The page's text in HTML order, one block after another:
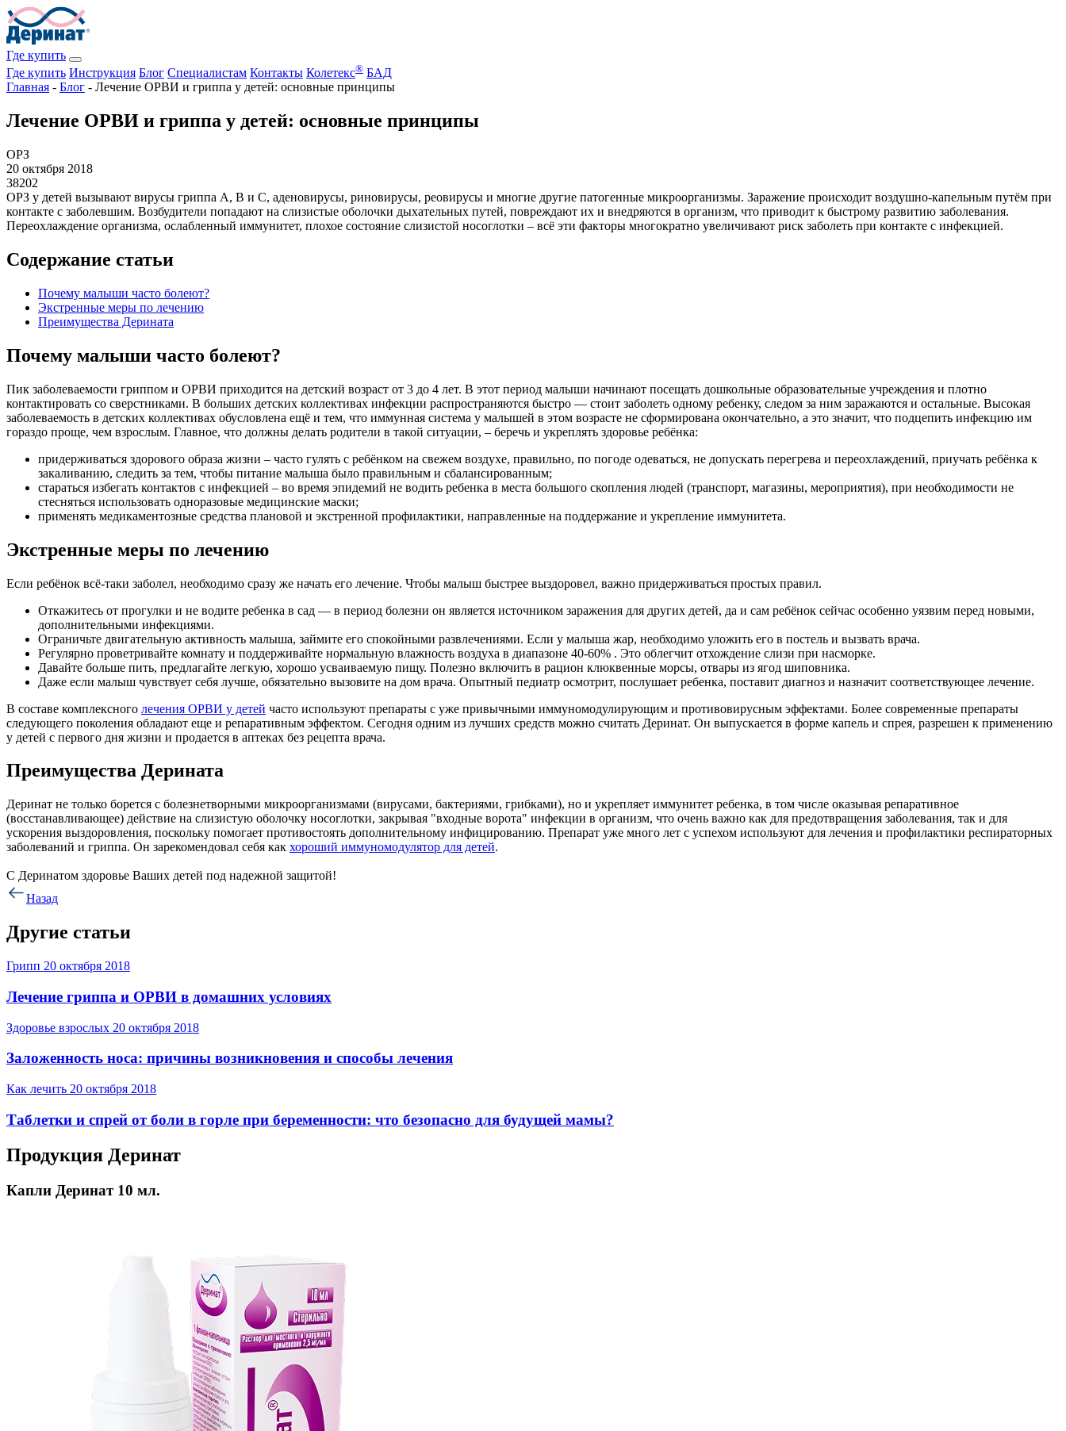
Где купить
Где купить Инструкция Блог Специалистам Контакты Колетекс® БАД
Главная - Блог - Лечение ОРВИ и гриппа у детей: основные принципы
Лечение ОРВИ и гриппа у детей: основные принципы
ОРЗ
20 октября 2018
38202
ОРЗ у детей вызывают вирусы гриппа А, В и С, аденовирусы, риновирусы, реовирусы и многие другие патогенные микроорганизмы. Заражение происходит воздушно-капельным путём при
контакте с заболевшим. Возбудители попадают на слизистые оболочки дыхательных путей, повреждают их и внедряются в организм, что приводит к быстрому развитию заболевания.
Переохлаждение организма, ослабленный иммунитет, плохое состояние слизистой носоглотки – всё эти факторы многократно увеличивают риск заболеть при контакте с инфекцией.
Содержание статьи
Почему малыши часто болеют?
Экстренные меры по лечению
Преимущества Дерината
Почему малыши часто болеют?
Пик заболеваемости гриппом и ОРВИ приходится на детский возраст от 3 до 4 лет. В этот период малыши начинают посещать дошкольные образовательные учреждения и плотно
контактировать со сверстниками. В больших детских коллективах инфекции распространяются быстро — стоит заболеть одному ребенку, следом за ним заражаются и остальные. Высокая
заболеваемость в детских коллективах обусловлена ещё и тем, что иммунная система у малышей в этом возрасте не сформирована окончательно, а это значит, что подцепить инфекцию им
гораздо проще, чем взрослым. Главное, что должны делать родители в такой ситуации, – беречь и укреплять здоровье ребёнка:
придерживаться здорового образа жизни – часто гулять с ребёнком на свежем воздухе, правильно, по погоде одеваться, не допускать перегрева и переохлаждений, приучать ребёнка к
закаливанию, следить за тем, чтобы питание малыша было правильным и сбалансированным;
стараться избегать контактов с инфекцией – во время эпидемий не водить ребенка в места большого скопления людей (транспорт, магазины, мероприятия), при необходимости не
стесняться использовать одноразовые медицинские маски;
применять медикаментозные средства плановой и экстренной профилактики, направленные на поддержание и укрепление иммунитета.
Экстренные меры по лечению
Если ребёнок всё-таки заболел, необходимо сразу же начать его лечение. Чтобы малыш быстрее выздоровел, важно придерживаться простых правил.
Откажитесь от прогулки и не водите ребенка в сад — в период болезни он является источником заражения для других детей, да и сам ребёнок сейчас особенно уязвим перед новыми,
дополнительными инфекциями.
Ограничьте двигательную активность малыша, займите его спокойными развлечениями. Если у малыша жар, необходимо уложить его в постель и вызвать врача.
Регулярно проветривайте комнату и поддерживайте нормальную влажность воздуха в диапазоне 40-60% . Это облегчит отхождение слизи при насморке.
Давайте больше пить, предлагайте легкую, хорошо усваиваемую пищу. Полезно включить в рацион клюквенные морсы, отвары из ягод шиповника.
Даже если малыш чувствует себя лучше, обязательно вызовите на дом врача. Опытный педиатр осмотрит, послушает ребенка, поставит диагноз и назначит соответствующее лечение.
В составе комплексного лечения ОРВИ у детей часто используют препараты с уже привычными иммуномодулирующим и противовирусным эффектами. Более современные препараты
следующего поколения обладают еще и репаративным эффектом. Сегодня одним из лучших средств можно считать Деринат. Он выпускается в форме капель и спрея, разрешен к применению
у детей с первого дня жизни и продается в аптеках без рецепта врача.
Преимущества Дерината
Деринат не только борется с болезнетворными микроорганизмами (вирусами, бактериями, грибками), но и укрепляет иммунитет ребенка, в том числе оказывая репаративное
(восстанавливающее) действие на слизистую оболочку носоглотки, закрывая "входные ворота" инфекции в организм, что очень важно как для предотвращения заболевания, так и для
ускорения выздоровления, поскольку помогает противостоять дополнительному инфицированию. Препарат уже много лет с успехом используют для лечения и профилактики респираторных
заболеваний и гриппа. Он зарекомендовал себя как хороший иммуномодулятор для детей.
С Деринатом здоровье Ваших детей под надежной защитой!
Назад
Другие статьи
Грипп 20 октября 2018
Лечение гриппа и ОРВИ в домашних условиях
Здоровье взрослых 20 октября 2018
Заложенность носа: причины возникновения и способы лечения
Как лечить 20 октября 2018
Таблетки и спрей от боли в горле при беременности: что безопасно для будущей мамы?
Продукция Деринат
Капли Деринат 10 мл.